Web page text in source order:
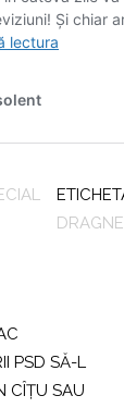
PSD SĂ-L
CÎŢU SAU